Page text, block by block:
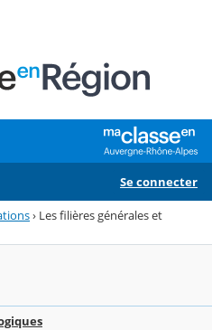
Se connecter
› Les filières générales et